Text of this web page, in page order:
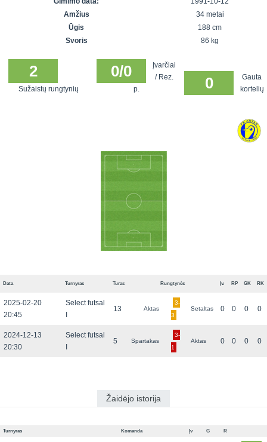
SFL rudens
Snaigės taurė
čempionatas
Vilnius
Amžius
34 metai
Ūgis
188 cm
Svoris
86 kg
2
Sužaistų rungtynių
0/0
Įvarčiai
/ Rez.
p.
0
Gauta
kortelių
Data Turnyras Turas Rungtynės Įv. RP GK RK
2025-02-20
20:45
Select futsal
13 Aktas
3-
3
Setaltas 0 0 0 0
2024-12-13
20:30
Select futsal
5 Spartakas
3-
1
Aktas 0 0 0 0
Žaidėjo istorija
Turnyras Komanda Įv G R